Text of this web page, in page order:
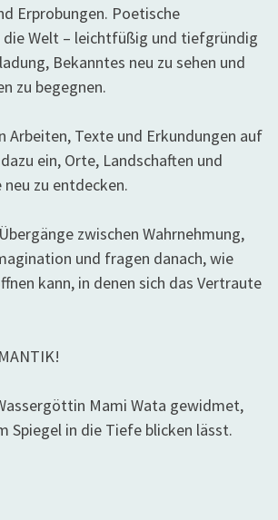
Erprobungen. Poetische
die Welt – leichtfüßig und tiefgründig
Bekanntes neu zu sehen und
zu begegnen.
Arbeiten, Texte und Erkundungen auf
ein, Orte, Landschaften und
zu entdecken.
zwischen Wahrnehmung,
und fragen danach, wie
kann, in denen sich das Vertraute
Mami Wata gewidmet,
Spiegel in die Tiefe blicken lässt.